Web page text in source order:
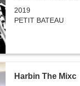
2019
PETIT BATEAU
Harbin The Mixc